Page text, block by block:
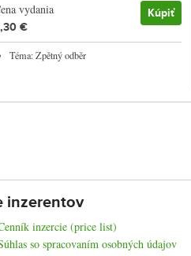
vydania
€
Kúpiť
Téma: Zpětný odběr
inzerentov
inzercie (price list)
so spracovaním osobných údajov